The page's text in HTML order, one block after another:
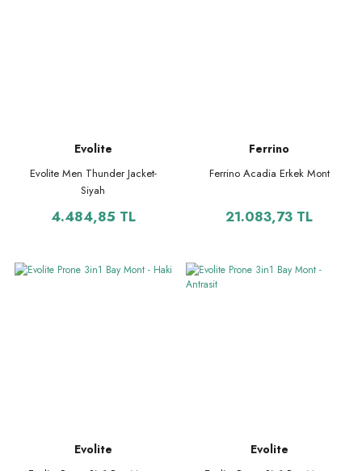
Evolite
Evolite Men Thunder Jacket-
Siyah
4.484,85 TL
Ferrino
Ferrino Acadia Erkek Mont
21.083,73 TL
Evolite Evolite